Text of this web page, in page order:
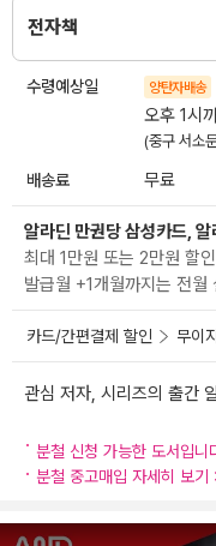
전자책
수령예상일 양탄자배송
오후 1시
(중구 서소
배송료 무료
알라딘 만권당 삼성카드,
최대 1만원 또는 2만원 할
발급월 +1개월까지는 전월
카드/간편결제 할인 무이
관심 저자, 시리즈의 출간
분철 신청 가능한 도서입니
분철 중고매입 자세히 보기